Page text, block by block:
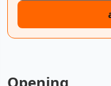
Opening